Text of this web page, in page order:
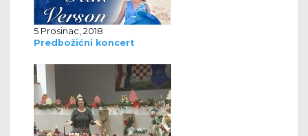
5 Prosinac, 2018
Predbožićni koncert